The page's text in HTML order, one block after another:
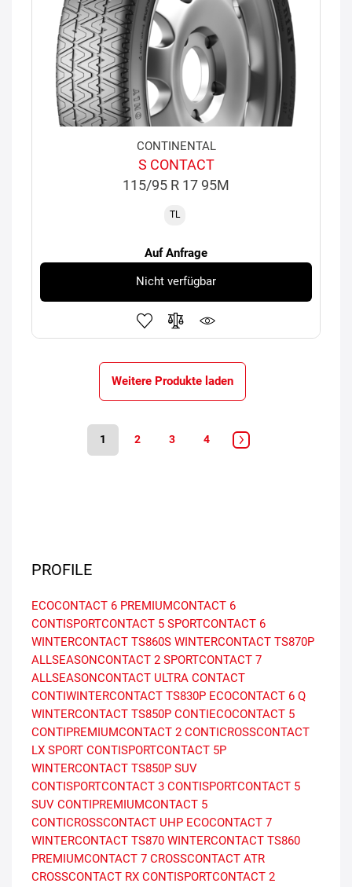
CONTINENTAL
S CONTACT
115/95 R 17 95M
TL
Auf Anfrage
Nicht verfügbar
Weitere Produkte laden
1 2 3 4
PROFILE
ECOCONTACT 6 PREMIUMCONTACT 6
CONTISPORTCONTACT 5 SPORTCONTACT 6
WINTERCONTACT TS860S WINTERCONTACT TS870P
ALLSEASONCONTACT 2 SPORTCONTACT 7
ALLSEASONCONTACT ULTRA CONTACT
CONTIWINTERCONTACT TS830P ECOCONTACT 6 Q
WINTERCONTACT TS850P CONTIECOCONTACT 5
CONTIPREMIUMCONTACT 2 CONTICROSSCONTACT
LX SPORT CONTISPORTCONTACT 5P
WINTERCONTACT TS850P SUV
CONTISPORTCONTACT 3 CONTISPORTCONTACT 5
SUV CONTIPREMIUMCONTACT 5
CONTICROSSCONTACT UHP ECOCONTACT 7
WINTERCONTACT TS870 WINTERCONTACT TS860
PREMIUMCONTACT 7 CROSSCONTACT ATR
CROSSCONTACT RX CONTISPORTCONTACT 2